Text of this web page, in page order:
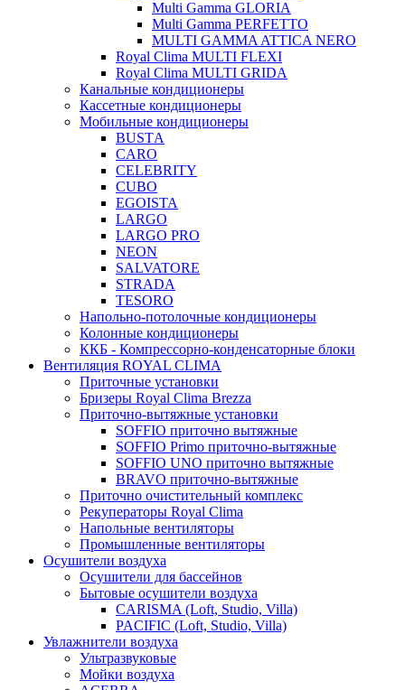
Multi Gamma GLORIA
Multi Gamma PERFETTO
MULTI GAMMA ATTICA NERO
Royal Clima MULTI FLEXI
Royal Clima MULTI GRIDA
Канальные кондиционеры
Кассетные кондиционеры
Мобильные кондиционеры
BUSTА
CARO
CELEBRITY
CUBO
EGOISTA
LARGO
LARGO PRO
NEON
SALVATORE
STRADA
TESORO
Напольно-потолочные кондиционеры
Колонные кондиционеры
ККБ - Компрессорно-конденсаторные блоки
Вентиляция ROYAL CLIMA
Приточные установки
Бризеры Royal Clima Brezza
Приточно-вытяжные установки
SOFFIO приточно вытяжные
SOFFIO Primo приточно-вытяжные
SOFFIO UNO приточно вытяжные
BRAVO приточно-вытяжные
Приточно очистительный комплекс
Рекуператоры Royal Clima
Напольные вентиляторы
Промышленные вентиляторы
Осушители воздуха
Осушители для бассейнов
Бытовые осушители воздуха
CARISMA (Loft, Studio, Villa)
PACIFIC (Loft, Studio, Villa)
Увлажнители воздуха
Ультразвуковые
Мойки воздуха